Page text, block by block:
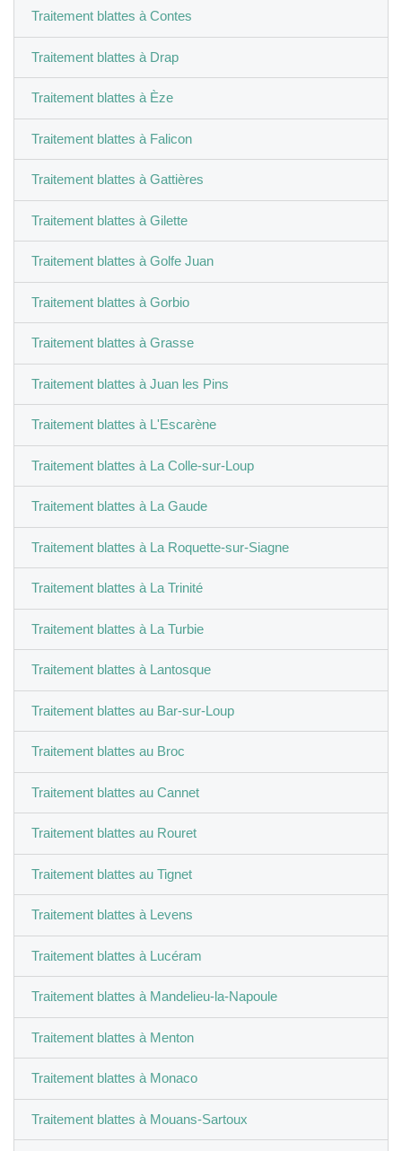
Traitement blattes à Contes
Traitement blattes à Drap
Traitement blattes à Èze
Traitement blattes à Falicon
Traitement blattes à Gattières
Traitement blattes à Gilette
Traitement blattes à Golfe Juan
Traitement blattes à Gorbio
Traitement blattes à Grasse
Traitement blattes à Juan les Pins
Traitement blattes à L'Escarène
Traitement blattes à La Colle-sur-Loup
Traitement blattes à La Gaude
Traitement blattes à La Roquette-sur-Siagne
Traitement blattes à La Trinité
Traitement blattes à La Turbie
Traitement blattes à Lantosque
Traitement blattes au Bar-sur-Loup
Traitement blattes au Broc
Traitement blattes au Cannet
Traitement blattes au Rouret
Traitement blattes au Tignet
Traitement blattes à Levens
Traitement blattes à Lucéram
Traitement blattes à Mandelieu-la-Napoule
Traitement blattes à Menton
Traitement blattes à Monaco
Traitement blattes à Mouans-Sartoux